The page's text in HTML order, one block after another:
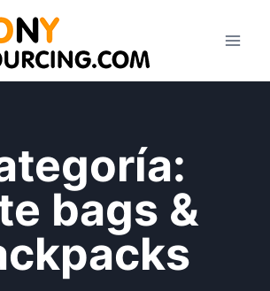
bags &